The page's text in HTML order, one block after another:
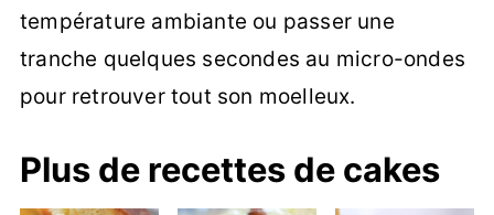
température ambiante ou passer une
tranche quelques secondes au micro-ondes
pour retrouver tout son moelleux.
Plus de recettes de cakes